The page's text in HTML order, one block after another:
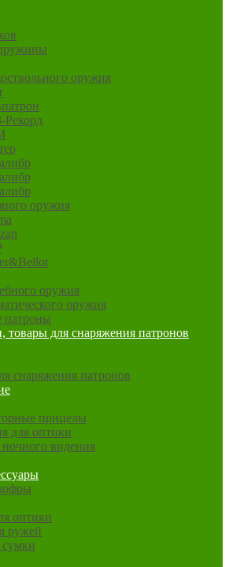
оружия
оружия
оружия
оружия
патроны
товары для снаряжения патронов
снаряжения патронов
прицелы
для оптики
видения
оптики
ружей